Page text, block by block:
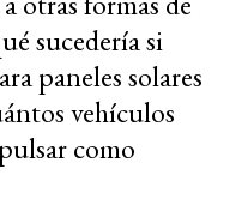
sucedería si
paneles solares
vehículos
como